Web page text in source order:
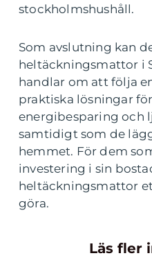
stockholmshushåll.
Som avslutning kan
heltäckningsmattor i
handlar om att följa
praktiska lösningar
energibesparing och
samtidigt som de
hemmet. För dem
investering i sin
heltäckningsmattor
göra.
Läs fler